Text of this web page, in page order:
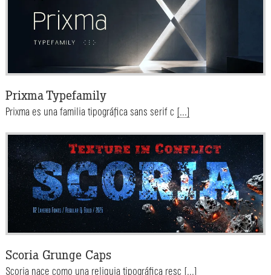
Prixma Typefamily
Prixma es una familia tipográfica sans serif c [...]
Scoria Grunge Caps
Scoria nace como una reliquia tipográfica resc [...]